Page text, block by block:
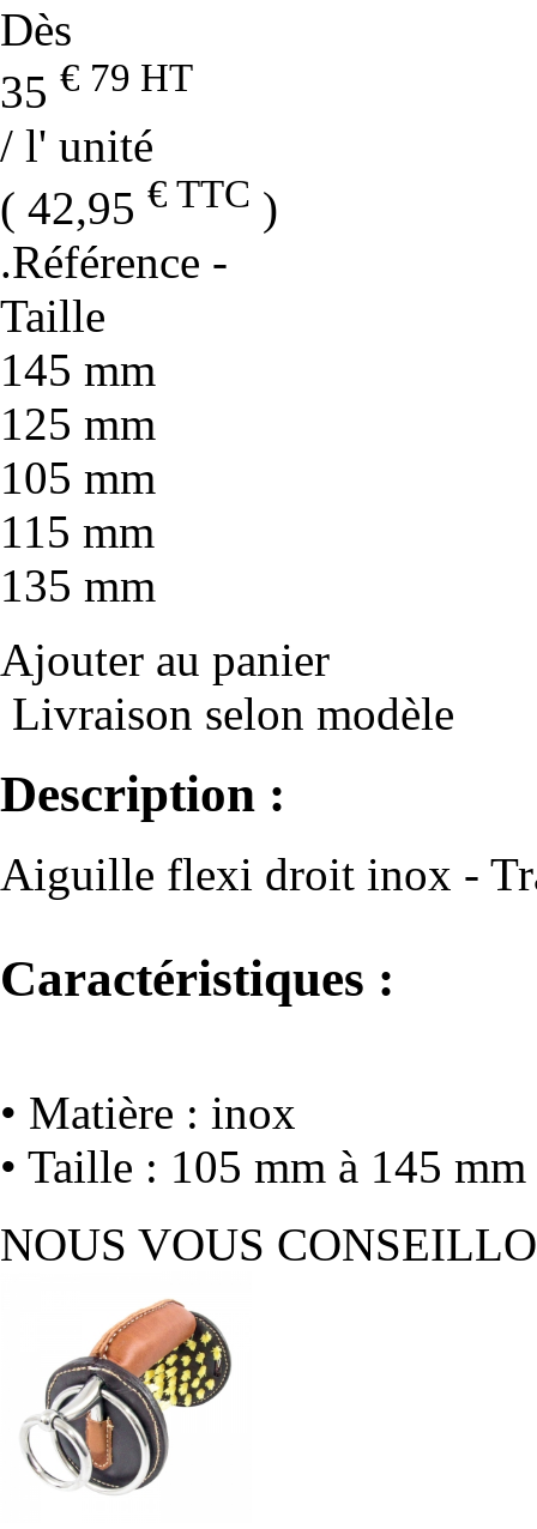
Dès
35 € 79 HT
/ l' unité
( 42,95 € TTC )
.Référence -
Taille
145 mm
125 mm
105 mm
115 mm
135 mm
Ajouter au panier
Livraison selon modèle
Description :
Aiguille flexi droit inox -
Caractéristiques :
• Matière : inox
• Taille : 105 mm à 145 mm
NOUS VOUS